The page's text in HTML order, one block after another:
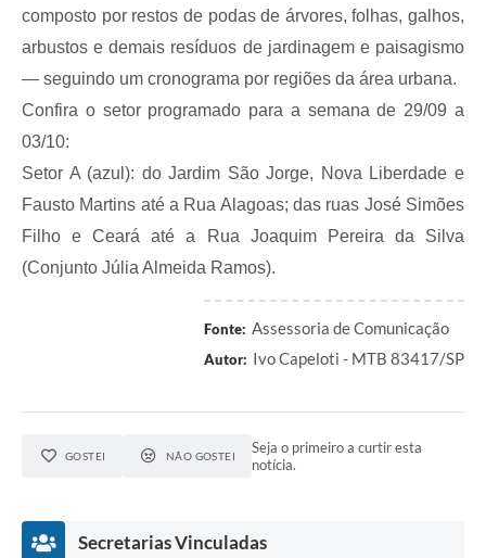
Notícias
Secretarias
Links
Serviços Online
A Prefeitura
Serviço de Informação ao Cidadão (SIC)
composto por restos de podas de árvores, folhas, galhos,
arbustos e demais resíduos de jardinagem e paisagismo
— seguindo um cronograma por regiões da área urbana.
Confira o setor programado para a semana de 29/09 a
03/10:
Setor A (azul): do Jardim São Jorge, Nova Liberdade e
Fausto Martins até a Rua Alagoas; das ruas José Simões
Filho e Ceará até a Rua Joaquim Pereira da Silva
(Conjunto Júlia Almeida Ramos).
Fonte: Assessoria de Comunicação
Autor: Ivo Capeloti - MTB 83417/SP
GOSTEI NÃO GOSTEI
Seja o primeiro a curtir esta
notícia.
Secretarias Vinculadas